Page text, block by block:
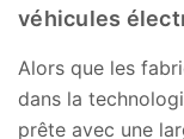
véhicules
Alors que les
dans la
prête avec une